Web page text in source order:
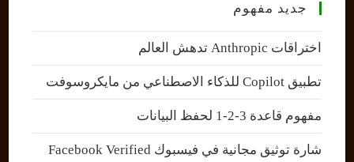
جديد مفهوم
اختراقات Anthropic تدهش العالم
تطبيق Copilot للذكاء الاصطناعي من مايكروسوفت
مفهوم قاعدة 3-2-1 لحفظ البيانات
شارة توثيق مجانية في فيسبوك Facebook Verified